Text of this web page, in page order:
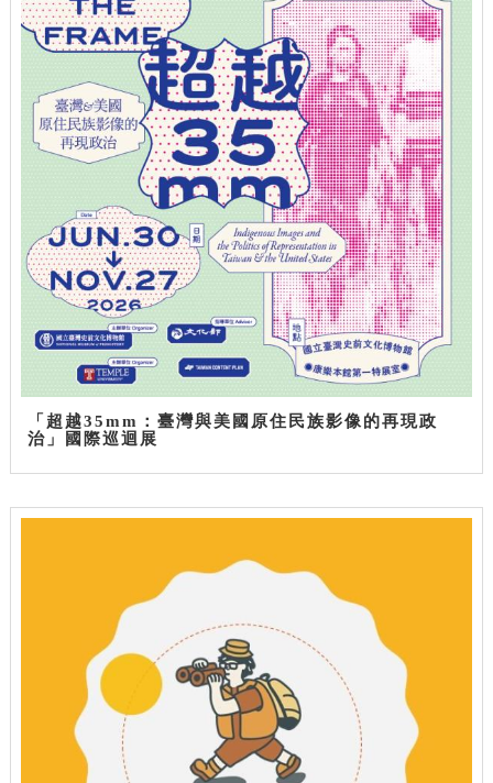
「超越35mm：臺灣與美國原住民族影像的再現政
治」國際巡迴展